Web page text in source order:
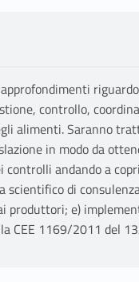
controllo,
alimenti. Saranno
in modo da
andando a
scientifico di
produttori; e)
CEE 1169/2011 del